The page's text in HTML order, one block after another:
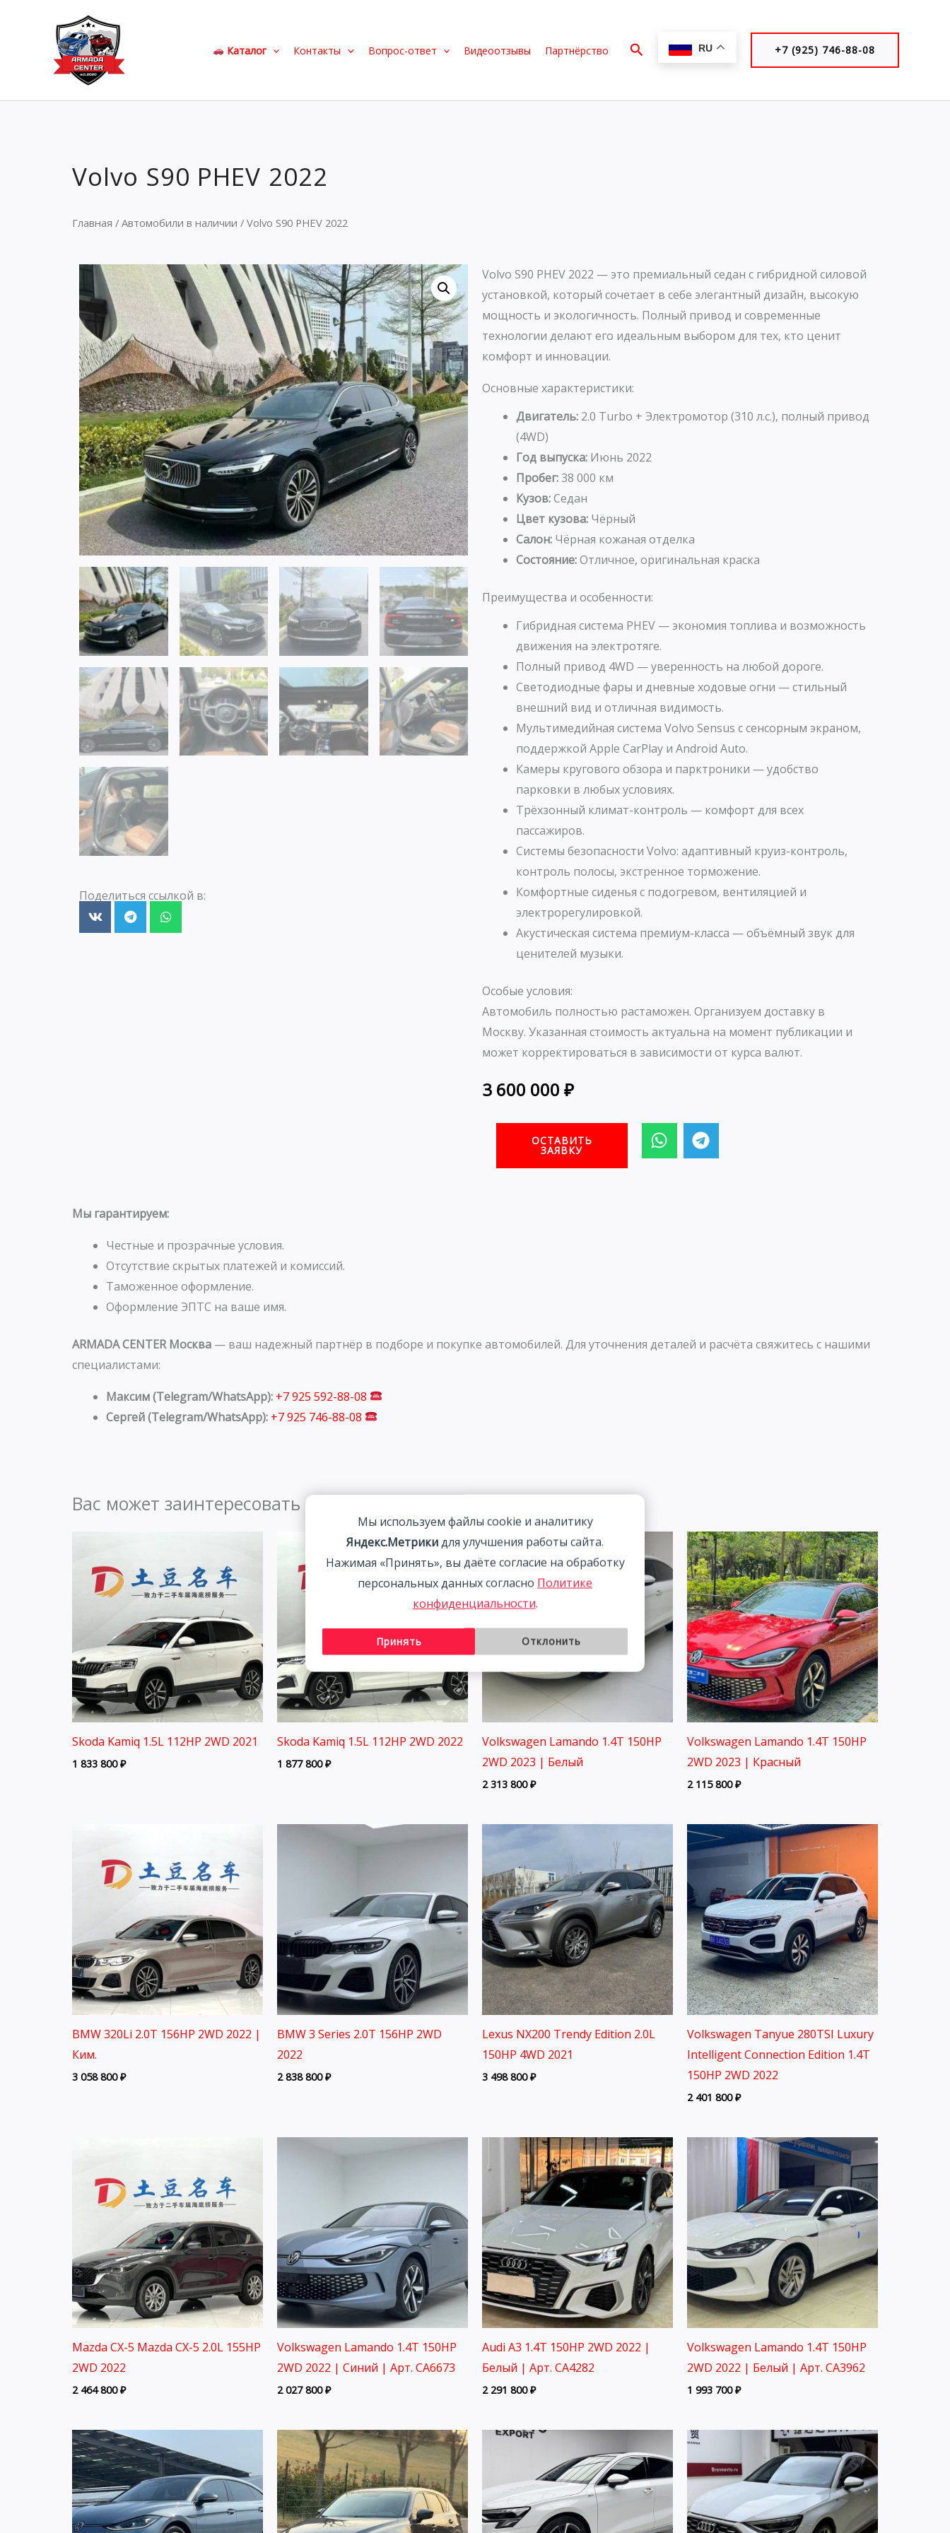
содержимому
Каталог Контакты Вопрос-ответ Видеоотзывы Партнёрство Поиск RU +7 (925) 746-88-08
Volvo S90 PHEV 2022
Главная / Автомобили в наличии / Volvo S90 PHEV 2022
Поделиться ссылкой в:
Volvo S90 PHEV 2022 — это премиальный седан с гибридной силовой
установкой, который сочетает в себе элегантный дизайн, высокую
мощность и экологичность. Полный привод и современные
технологии делают его идеальным выбором для тех, кто ценит
комфорт и инновации.
Основные характеристики:
Двигатель: 2.0 Turbo + Электромотор (310 л.с.), полный привод
(4WD)
Год выпуска: Июнь 2022
Пробег:38 000 км
Кузов:Седан
Цвет кузова: Чёрный
Салон: Чёрная кожаная отделка
Состояние:Отличное, оригинальная краска
Преимущества и особенности:
Гибридная система PHEV — экономия топлива и возможность
движения на электротяге.
Полный привод 4WD — уверенность на любой дороге.
Светодиодные фары и дневные ходовые огни — стильный
внешний вид и отличная видимость.
Мультимедийная система Volvo Sensus с сенсорным экраном,
поддержкой Apple CarPlay и Android Auto.
Камеры кругового обзора и парктроники — удобство
парковки в любых условиях.
Трёхзонный климат-контроль — комфорт для всех
пассажиров.
Системы безопасности Volvo: адаптивный круиз-контроль,
контроль полосы, экстренное торможение.
Комфортные сиденья с подогревом, вентиляцией и
электрорегулировкой.
Акустическая система премиум-класса — объёмный звук для
ценителей музыки.
Особые условия:
Автомобиль полностью растаможен. Организуем доставку в
Москву. Указанная стоимость актуальна на момент публикации и
может корректироваться в зависимости от курса валют.
3 600 000 ₽
ОСТАВИТЬ
ЗАЯВКУ
W
h
a
T
e
l
Мы гарантируем:
Честные и прозрачные условия.
Отсутствие скрытых платежей и комиссий.
Таможенное оформление.
Оформление ЭПТС на ваше имя.
ARMADA CENTER Москва — ваш надежный партнёр в подборе и покупке автомобилей. Для уточнения деталей и расчёта свяжитесь с нашими
специалистами:
Максим (Telegram/WhatsApp): +7 925 592-88-08
Сергей (Telegram/WhatsApp): +7 925 746-88-08
Вас может заинтересовать
Skoda Kamiq 1.5L 112HP 2WD 2021
1 833 800₽
Skoda Kamiq 1.5L 112HP 2WD 2022
1 877 800₽
Volkswagen Lamando 1.4T 150HP
2WD 2023 | Белый
2 313 800₽
Volkswagen Lamando 1.4T 150HP
2WD 2023 | Красный
2 115 800₽
BMW 320Li 2.0T 156HP 2WD 2022 |
Ким.
3 058 800₽
BMW 3 Series 2.0T 156HP 2WD
2022
2 838 800₽
Lexus NX200 Trendy Edition 2.0L
150HP 4WD 2021
3 498 800₽
Volkswagen Tanyue 280TSI Luxury
Intelligent Connection Edition 1.4T
150HP 2WD 2022
2 401 800₽
Mazda CX-5 Mazda CX-5 2.0L 155HP
2WD 2022
2 464 800₽
Volkswagen Lamando 1.4T 150HP
2WD 2022 | Синий | Арт. CA6673
2 027 800₽
Audi A3 1.4T 150HP 2WD 2022 |
Белый | Арт. CA4282
2 291 800₽
Volkswagen Lamando 1.4T 150HP
2WD 2022 | Белый | Арт. CA3962
1 993 700₽
Мы используем файлы cookie и аналитику
Яндекс.Метрикидля улучшения работы сайта.
Нажимая «Принять», вы даёте согласие на обработку
персональных данных согласно Политике
конфиденциальности.
Принять Отклонить